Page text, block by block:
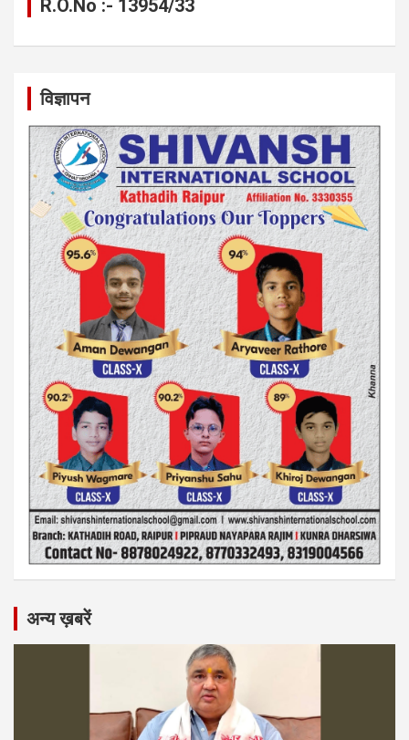
R.O.No :- 13954/33
विज्ञापन
अन्य ख़बरें